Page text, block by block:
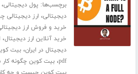
برچسب‌ها: پول دیجیتالی،
دیجیتالی، ارز دیجیتالی
خرید و فروش ارز
خرید آنلاین ارز دیجیتال،
دیجیتال در ایران،بیت
pdf،بیت کوین چگونه کار